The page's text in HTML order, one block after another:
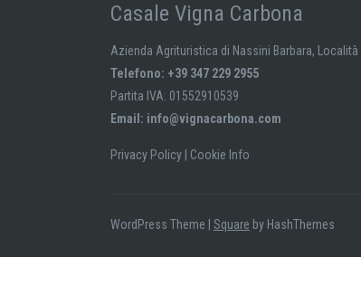
Casale Vigna Carbona
Azienda Agrituristica di Nassini Barbara,
Telefono: +39 347 229 2955
Partita IVA: 01552910539
Email: info@vignacarbona.com
Privacy Policy Cookie Info
WordPress Theme Square by HashThemes